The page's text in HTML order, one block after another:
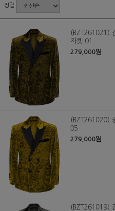
정렬
(BZT261021)
자켓 01
279,000원
(BZT261020)
05
279,000원
(BZT261019)